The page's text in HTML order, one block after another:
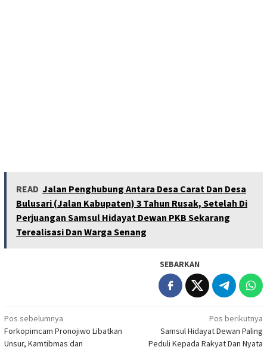
READ Jalan Penghubung Antara Desa Carat Dan Desa
Bulusari (Jalan Kabupaten) 3 Tahun Rusak, Setelah Di
Perjuangan Samsul Hidayat Dewan PKB Sekarang
Terealisasi Dan Warga Senang
SEBARKAN
Navigasi
pos
Pos sebelumnya
Forkopimcam Pronojiwo Libatkan
Unsur, Kamtibmas dan
Pos berikutnya
Samsul Hidayat Dewan Paling
Peduli Kepada Rakyat Dan Nyata